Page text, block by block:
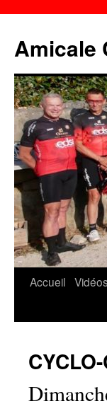
contenu
Amicale
Accueil Vidéos